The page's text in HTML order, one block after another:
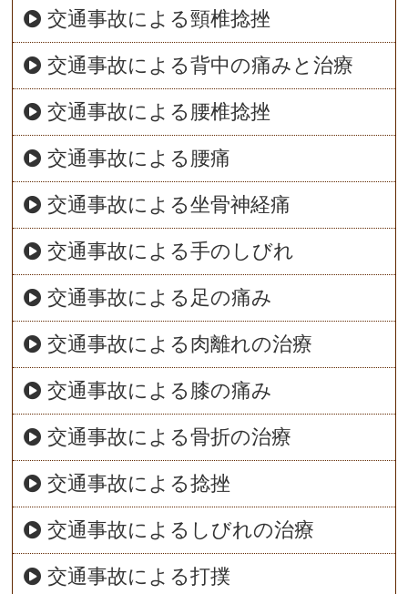
交通事故による頸椎捻挫
交通事故による背中の痛みと治療
交通事故による腰椎捻挫
交通事故による腰痛
交通事故による坐骨神経痛
交通事故による手のしびれ
交通事故による足の痛み
交通事故による肉離れの治療
交通事故による膝の痛み
交通事故による骨折の治療
交通事故による捻挫
交通事故によるしびれの治療
交通事故による打撲